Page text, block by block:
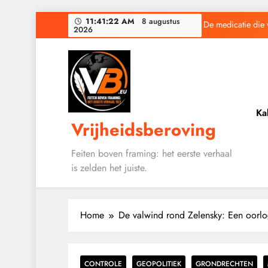
11:41:23 AM 8 augustus
2026
De medicatie die
De medicatie
Vrijheidsberoving
Feiten boven framing: het eerste verhaal
is zelden het juiste.
Home De valwind rond Zelensky: Een
CONTROLE GEOPOLITIEK GRONDRECHTEN